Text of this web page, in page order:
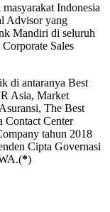
Indonesia
Advisor yang
Mandiri di seluruh
Sales
di antaranya Best
Asia, Market
The Best
Contact Center
tahun 2018
Cipta Governasi
*)